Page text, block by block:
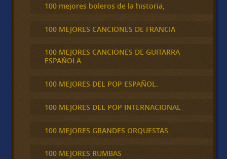
100 mejores boleros de la historia,
100 MEJORES CANCIONES DE FRANCIA
100 MEJORES CANCIONES DE GUITARRA
ESPAÑOLA
100 MEJORES DEL POP ESPAÑOL.
100 MEJORES DEL POP INTERNACIONAL
100 MEJORES GRANDES ORQUESTAS
100 MEJORES RUMBAS